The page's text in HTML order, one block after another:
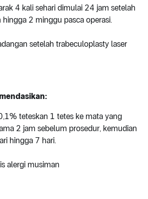
4 kali sehari dimulai 24 jam setelah
hingga 2 minggu pasca operasi.
setelah trabeculoplasty laser
teteskan 1 tetes ke mata yang
2 jam sebelum prosedur, kemudian
hingga 7 hari.
alergi musiman